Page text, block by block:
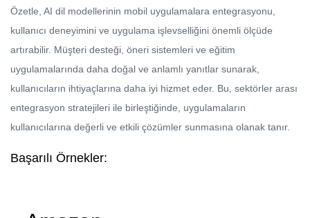
Özetle, AI dil modellerinin mobil uygulamalara entegrasyonu,
kullanıcı deneyimini ve uygulama işlevselliğini önemli ölçüde
artırabilir. Müşteri desteği, öneri sistemleri ve eğitim
uygulamalarında daha doğal ve anlamlı yanıtlar sunarak,
kullanıcıların ihtiyaçlarına daha iyi hizmet eder. Bu, sektörler arası
entegrasyon stratejileri ile birleştiğinde, uygulamaların
kullanıcılarına değerli ve etkili çözümler sunmasına olanak tanır.
Başarılı Örnekler: